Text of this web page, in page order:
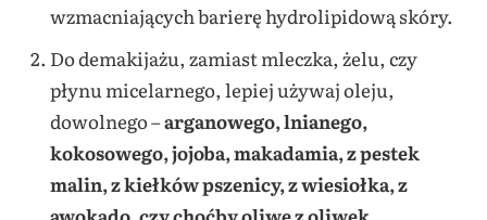
wzmacniających barierę hydrolipidową skóry.
Do demakijażu, zamiast mleczka, żelu, czy
płynu micelarnego, lepiej używaj oleju,
dowolnego –arganowego, lnianego,
kokosowego, jojoba, makadamia, z pestek
malin, z kiełków pszenicy, z wiesiołka, z